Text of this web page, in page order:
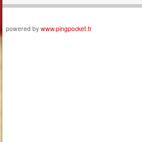
powered bywww.pingpocket.fr